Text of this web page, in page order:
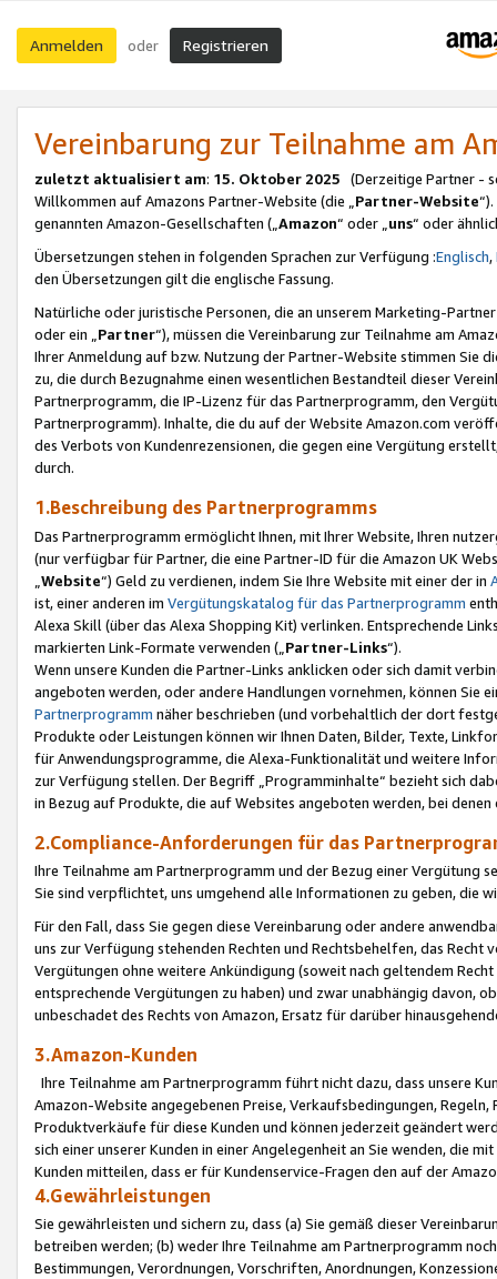
Anmelden oder Registrieren
Vereinbarung zur Teilnahme am
zuletzt aktualisiert am: 15. Oktober 2025 (Derzeitige Partner -
Willkommen auf Amazons Partner-Website (die „Partner-Website
genannten Amazon-Gesellschaften („Amazon“ oder „uns“ oder
Übersetzungen stehen in folgenden Sprachen zur Verfügung :Englisch,
den Übersetzungen gilt die englische Fassung.
Natürliche oder juristische Personen, die an unserem Marketing-
oder ein „Partner“), müssen die Vereinbarung zur Teilnahme am
Ihrer Anmeldung auf bzw. Nutzung der Partner-Website stimmen Sie
zu, die durch Bezugnahme einen wesentlichen Bestandteil dieser
Partnerprogramm, die IP-Lizenz für das Partnerprogramm, den
Partnerprogramm). Inhalte, die du auf der Website Amazon.com
des Verbots von Kundenrezensionen, die gegen eine Vergütung
durch.
1.Beschreibung des Partnerprogramms
Das Partnerprogramm ermöglicht Ihnen, mit Ihrer Website, Ihren
(nur verfügbar für Partner, die eine Partner-ID für die Amazon UK
Website“) Geld zu verdienen, indem Sie Ihre Website mit einer der in
ist, einer anderen im Vergütungskatalog für das Partnerprogramm
Alexa Skill (über das Alexa Shopping Kit) verlinken. Entsprechende
markierten Link-Formate verwenden („ Partner-Links“).
Wenn unsere Kunden die Partner-Links anklicken oder sich damit
angeboten werden, oder andere Handlungen vornehmen, können Sie
Partnerprogramm näher beschrieben (und vorbehaltlich der dort
Produkte oder Leistungen können wir Ihnen Daten, Bilder, Texte,
für Anwendungsprogramme, die Alexa-Funktionalität und weitere
zur Verfügung stellen. Der Begriff „Programminhalte“ bezieht sich
in Bezug auf Produkte, die auf Websites angeboten werden, bei
2.Compliance-Anforderungen für das
Ihre Teilnahme am Partnerprogramm und der Bezug einer Vergütung
Sie sind verpflichtet, uns umgehend alle Informationen zu geben, die
Für den Fall, dass Sie gegen diese Vereinbarung oder andere
uns zur Verfügung stehenden Rechten und Rechtsbehelfen, das
Vergütungen ohne weitere Ankündigung (soweit nach geltendem
entsprechende Vergütungen zu haben) und zwar unabhängig davon,
unbeschadet des Rechts von Amazon, Ersatz für darüber
3.Amazon-Kunden
Ihre Teilnahme am Partnerprogramm führt nicht dazu, dass unsere
Amazon-Website angegebenen Preise, Verkaufsbedingungen,
Produktverkäufe für diese Kunden und können jederzeit geändert
sich einer unserer Kunden in einer Angelegenheit an Sie wenden, die
Kunden mitteilen, dass er für Kundenservice-Fragen den auf der
4.Gewährleistungen
Sie gewährleisten und sichern zu, dass (a) Sie gemäß dieser
betreiben werden; (b) weder Ihre Teilnahme am Partnerprogramm
Bestimmungen, Verordnungen, Vorschriften, Anordnungen,